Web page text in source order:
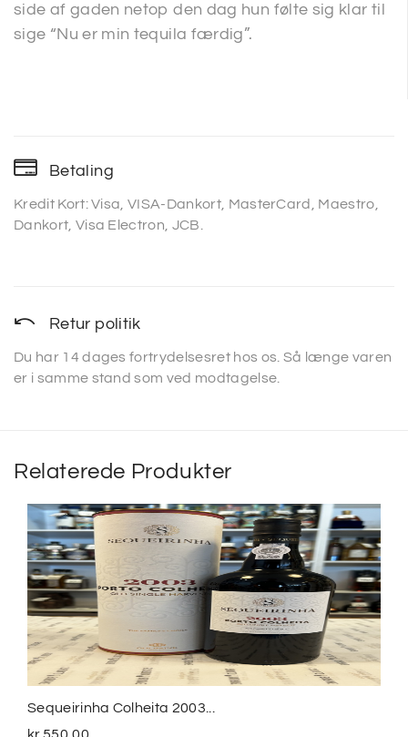
side af gaden netop den dag hun følte sig klar til
sige “Nu er min tequila færdig”.
Betaling
Kredit Kort: Visa, VISA-Dankort, MasterCard, Maestro,
Dankort, Visa Electron, JCB.
Retur politik
Du har 14 dages fortrydelsesret hos os. Så længe varen
er i samme stand som ved modtagelse.
Relaterede Produkter
Sequeirinha Colheita 2003...